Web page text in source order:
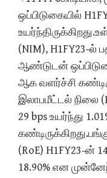
ஒப்பிடுகையில்
(NIM), H1FY23-ல்
ஆண்டுடன்
ஆக வளர்ச்சி
இலாபமீட்டல் நிலை
29 bps உயர்ந்து
(RoE) H1FY23-ன்
18.90% என